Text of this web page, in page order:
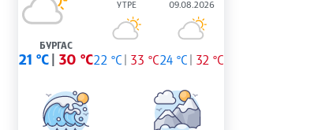
БУРГАС
21 °C 30 °C
УТРЕ
22 °C 33 °C
09.08.2026
24 °C 32 °C